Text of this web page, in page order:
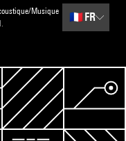
Musique
🇫🇷 FR